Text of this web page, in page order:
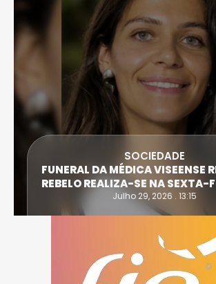
SOCIEDADE
FUNERAL DA MÉDICA VISEENSE
REBELO REALIZA-SE NA SEXTA-
Julho 29, 2026 . 13:15